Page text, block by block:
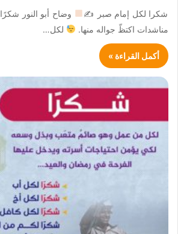
شكرا لكل إمام صبر ✍ وضاح أبو النور شكرًا
مناشدات اكتظّ جواله منها.
لكل…
أكمل القراءة »